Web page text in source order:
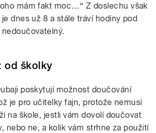
mám fakt moc…“ Z doslechu však
dnes už 8 a stále tráví hodiny pod
od školky
poskytují možnost doučování
je pro učitelky fajn, protože nemusí
na škole, jestli vám dovolí doučovat
nebo ne, a kolik vám strhne za použití